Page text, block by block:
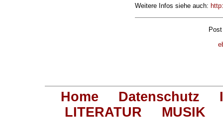
Weitere Infos siehe auch:
Home Datenschutz
LITERATUR
MUSIK